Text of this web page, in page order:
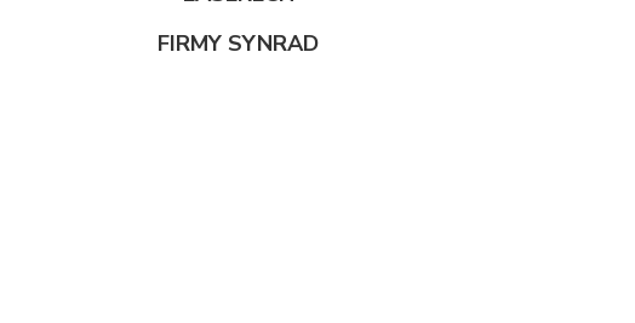
FIRMY SYNRAD